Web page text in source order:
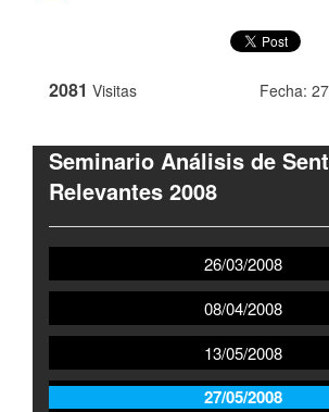
2081 Visitas Fecha:
Seminario Análisis de
Relevantes 2008
26/03/2008
08/04/2008
13/05/2008
27/05/2008